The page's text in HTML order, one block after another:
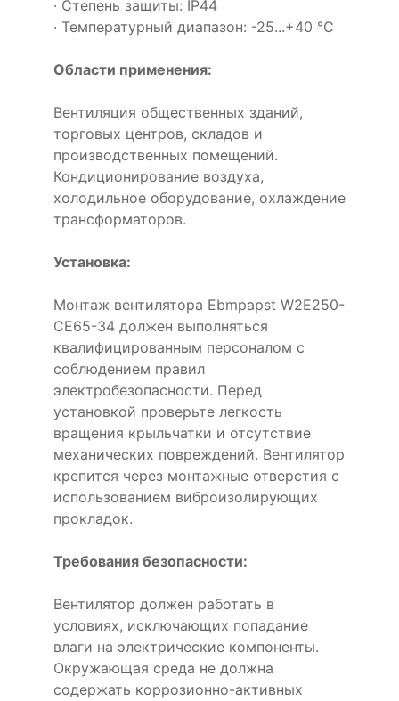
· Степень защиты: IP44
· Температурный диапазон: -25...+40 °C
Области применения:
Вентиляция общественных зданий,
торговых центров, складов и
производственных помещений.
Кондиционирование воздуха,
холодильное оборудование, охлаждение
трансформаторов.
Установка:
Монтаж вентилятора Ebmpapst W2E250-
CE65-34 должен выполняться
квалифицированным персоналом с
соблюдением правил
электробезопасности. Перед
установкой проверьте легкость
вращения крыльчатки и отсутствие
механических повреждений. Вентилятор
крепится через монтажные отверстия с
использованием виброизолирующих
прокладок.
Требования безопасности:
Вентилятор должен работать в
условиях, исключающих попадание
влаги на электрические компоненты.
Окружающая среда не должна
содержать коррозионно-активных